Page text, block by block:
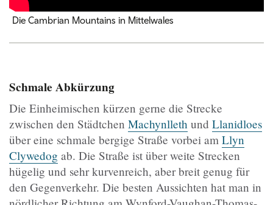
Die Cambrian Mountains in Mittelwales
Schmale Abkürzung
Die Einheimischen kürzen gerne die Strecke
zwischen den Städtchen Machynlleth und Llanidloes
über eine schmale bergige Straße vorbei am Llyn
Clywedog ab. Die Straße ist über weite Strecken
hügelig und sehr kurvenreich, aber breit genug für
den Gegenverkehr. Die besten Aussichten hat man in